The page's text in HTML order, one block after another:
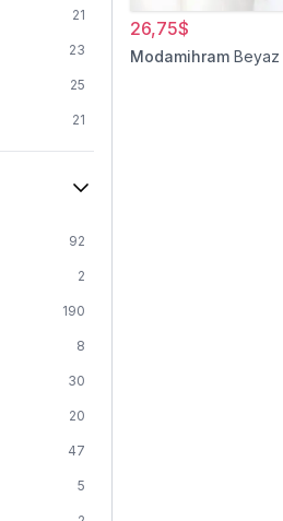
21
23
25
21
24
6
92
2
190
8
30
20
47
5
26,75$
Modamihram